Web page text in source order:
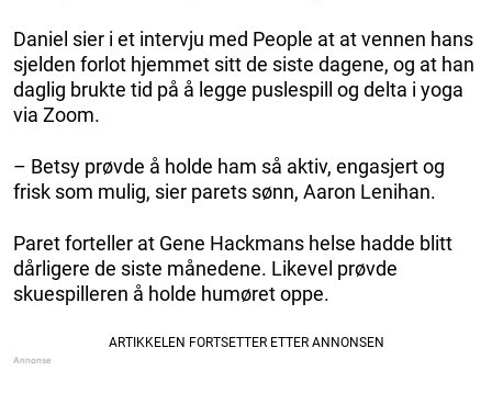
Daniel sier i et intervju med People at at vennen hans
sjelden forlot hjemmet sitt de siste dagene, og at han
daglig brukte tid på å legge puslespill og delta i yoga
via Zoom.
– Betsy prøvde å holde ham så aktiv, engasjert og
frisk som mulig, sier parets sønn, Aaron Lenihan.
Paret forteller at Gene Hackmans helse hadde blitt
dårligere de siste månedene. Likevel prøvde
skuespilleren å holde humøret oppe.